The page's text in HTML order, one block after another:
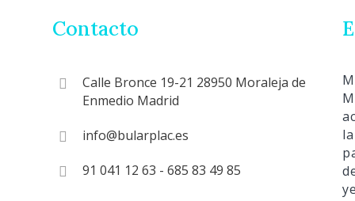
Contacto
Calle Bronce 19-21 28950 Moraleja de
Enmedio Madrid
info@bularplac.es
91 041 12 63 - 685 83 49 85